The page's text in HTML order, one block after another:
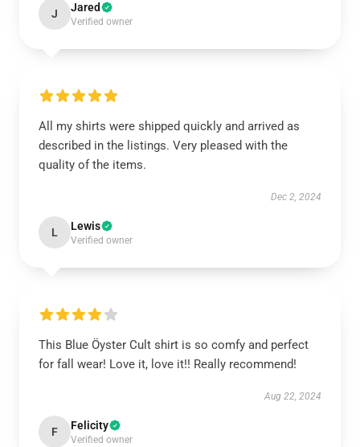
J Jared
Verified owner
All my shirts were shipped quickly and arrived as
described in the listings. Very pleased with the
quality of the items.
Dec 2, 2024
L Lewis
Verified owner
This Blue Öyster Cult shirt is so comfy and perfect
for fall wear! Love it, love it!! Really recommend!
Aug 22, 2024
F Felicity
Verified owner